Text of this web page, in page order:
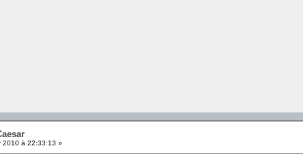
2010 à 22:33:13 »